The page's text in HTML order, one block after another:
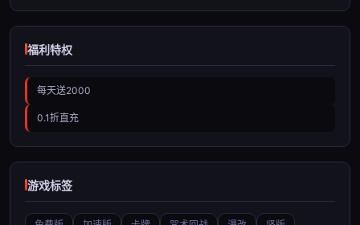
福利特权
每天送2000
0.1折直充
游戏标签